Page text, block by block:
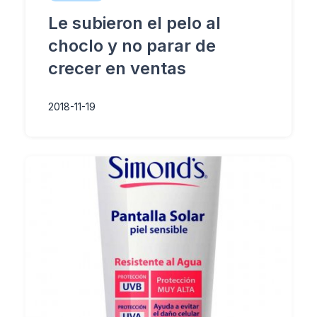
Le subieron el pelo al
choclo y no parar de
crecer en ventas
2018-11-19